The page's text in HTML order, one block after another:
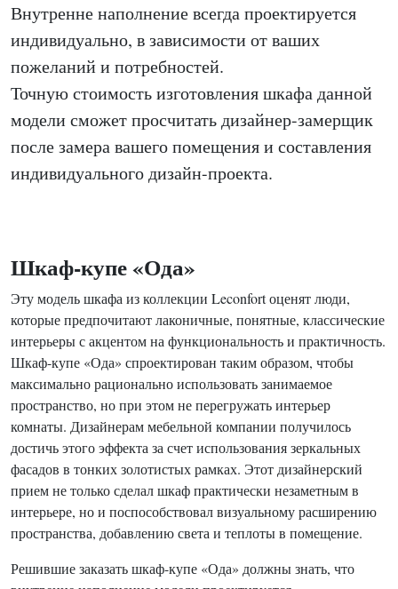
Внутренне наполнение всегда проектируется
индивидуально, в зависимости от ваших
пожеланий и потребностей.
Точную стоимость изготовления шкафа данной
модели сможет просчитать дизайнер-замерщик
после замера вашего помещения и составления
индивидуального дизайн-проекта.
Шкаф-купе «Ода»
Эту модель шкафа из коллекции Leconfort оценят люди,
которые предпочитают лаконичные, понятные, классические
интерьеры с акцентом на функциональность и практичность.
Шкаф-купе «Ода» спроектирован таким образом, чтобы
максимально рационально использовать занимаемое
пространство, но при этом не перегружать интерьер
комнаты. Дизайнерам мебельной компании получилось
достичь этого эффекта за счет использования зеркальных
фасадов в тонких золотистых рамках. Этот дизайнерский
прием не только сделал шкаф практически незаметным в
интерьере, но и поспособствовал визуальному расширению
пространства, добавлению света и теплоты в помещение.
Решившие заказать шкаф-купе «Ода» должны знать, что